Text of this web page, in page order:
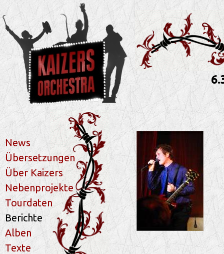
News
Übersetzungen
Über Kaizers
Nebenprojekte
Tourdaten
Berichte
Alben
Texte